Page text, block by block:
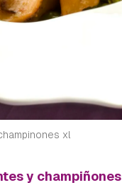
xl
y champiñones